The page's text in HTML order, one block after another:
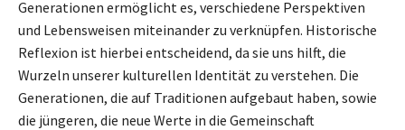
Generationen ermöglicht es, verschiedene Perspektiven
und Lebensweisen miteinander zu verknüpfen. Historische
Reflexion ist hierbei entscheidend, da sie uns hilft, die
Wurzeln unserer kulturellen Identität zu verstehen. Die
Generationen, die auf Traditionen aufgebaut haben, sowie
die jüngeren, die neue Werte in die Gemeinschaft